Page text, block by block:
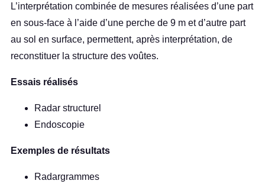
L’interprétation combinée de mesures réalisées d’une part
en sous-face à l’aide d’une perche de 9 m et d’autre part
au sol en surface, permettent, après interprétation, de
reconstituer la structure des voûtes.
Essais réalisés
Radar structurel
Endoscopie
Exemples de résultats
Radargrammes